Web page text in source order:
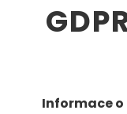
Informace